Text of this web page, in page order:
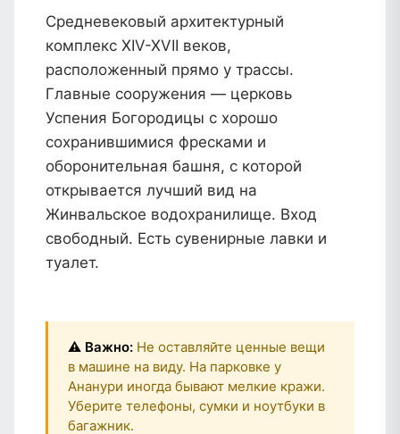
Средневековый архитектурный
комплекс XIV-XVII веков,
расположенный прямо у трассы.
Главные сооружения — церковь
Успения Богородицы с хорошо
сохранившимися фресками и
оборонительная башня, с которой
открывается лучший вид на
Жинвальское водохранилище. Вход
свободный. Есть сувенирные лавки и
туалет.
⚠️ Важно: Не оставляйте ценные вещи
в машине на виду. На парковке у
Ананури иногда бывают мелкие кражи.
Уберите телефоны, сумки и ноутбуки в
багажник.